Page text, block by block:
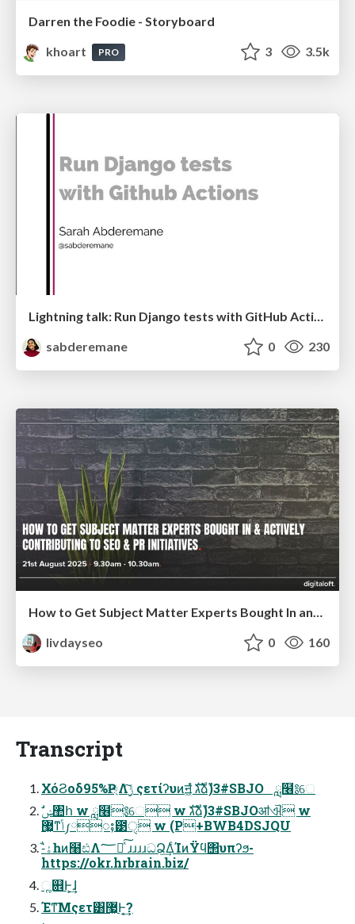
Darren the Foodie - Storyboard
khoart
PRO 3 3.5k
Lightning talk: Run Django tests with GitHub Actions
sabderemane
0 230
livdayseo
0 160
Transcript
ΧόϨοδ95%Ҏ্Λ࣮ݱͨ͠ ςετίʔυͷॻ͖ํ גࣜձࣾ)3#SBJO ླ໦༔େ
޷͖ͳݴ༿ႈ౳ੑ w (P+BWB4DSJQU
-ैۀһͷ໨ඪΛ؅ཧͯ͠ ɹɹɹɹධՁ͢ΔͨΊͷΫϥ΢υπʔϧ-
https://okr.hrbrain.biz/
ૣ଎Ͱ͕͢ɺ
Έͳ͞Μςετ͸޷͖Ͱ͔͢?